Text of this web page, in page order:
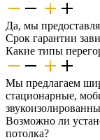
Да, мы
Срок гарантии
Какие типы
Мы предлагаем
стационарные,
Возможно ли
потолка?